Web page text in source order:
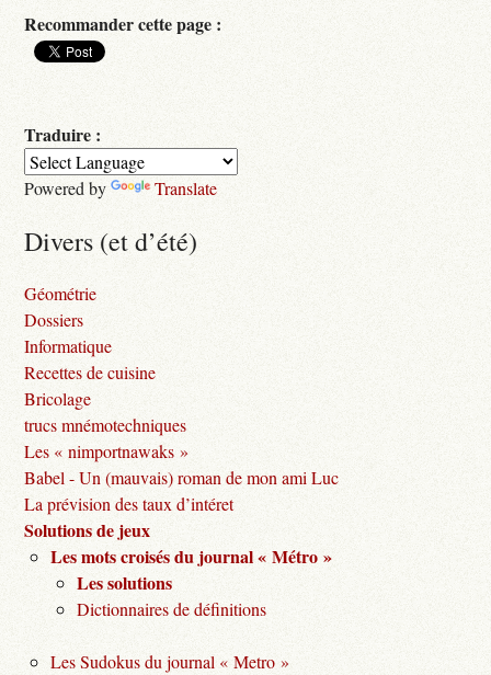
Recommander cette page :
Traduire :
Powered by Translate
Divers (et d’été)
Géométrie
Dossiers
Informatique
Recettes de cuisine
Bricolage
trucs mnémotechniques
Les « nimportnawaks »
Babel - Un (mauvais) roman de mon ami Luc
La prévision des taux d’intéret
Solutions de jeux
Les mots croisés du journal « Métro »
Les solutions
Dictionnaires de définitions
Les Sudokus du journal « Metro »